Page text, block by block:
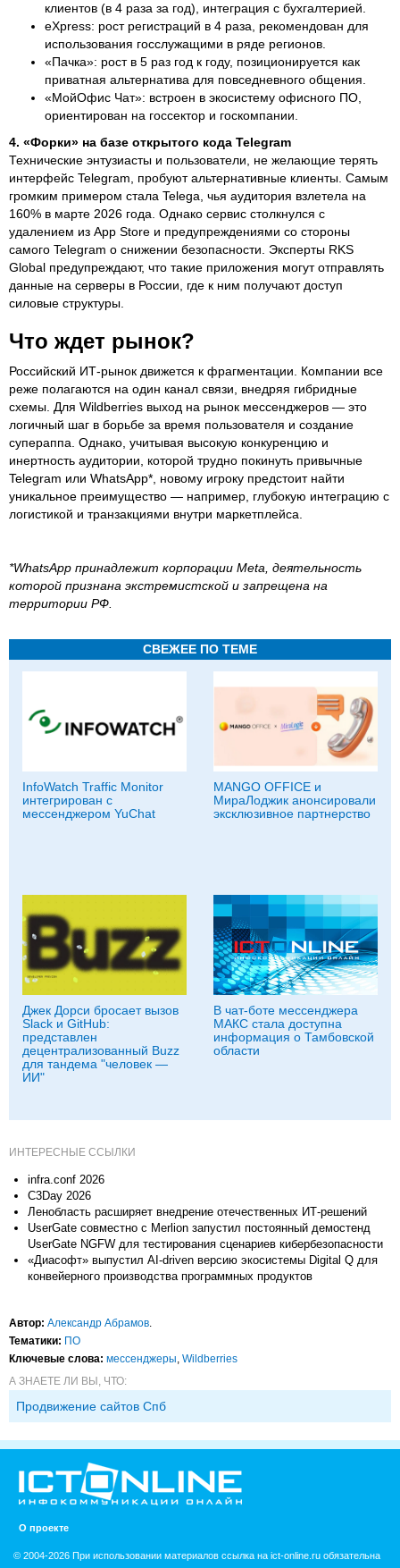
клиентов (в 4 раза за год), интеграция с бухгалтерией.
eXpress: рост регистраций в 4 раза, рекомендован для
использования госслужащими в ряде регионов.
«Пачка»: рост в 5 раз год к году, позиционируется как
приватная альтернатива для повседневного общения.
«МойОфис Чат»: встроен в экосистему офисного ПО,
ориентирован на госсектор и госкомпании.
4. «Форки» на базе открытого кода Telegram
Технические энтузиасты и пользователи, не желающие терять
интерфейс Telegram, пробуют альтернативные клиенты. Самым
громким примером стала Telega, чья аудитория взлетела на
160% в марте 2026 года. Однако сервис столкнулся с
удалением из App Store и предупреждениями со стороны
самого Telegram о снижении безопасности. Эксперты RKS
Global предупреждают, что такие приложения могут отправлять
данные на серверы в России, где к ним получают доступ
силовые структуры.
Что ждет рынок?
Российский ИТ-рынок движется к фрагментации. Компании все
реже полагаются на один канал связи, внедряя гибридные
схемы. Для Wildberries выход на рынок мессенджеров — это
логичный шаг в борьбе за время пользователя и создание
супераппа. Однако, учитывая высокую конкуренцию и
инертность аудитории, которой трудно покинуть привычные
Telegram или WhatsApp*, новому игроку предстоит найти
уникальное преимущество — например, глубокую интеграцию с
логистикой и транзакциями внутри маркетплейса.
*WhatsApp принадлежит корпорации Meta, деятельность
которой признана экстремистской и запрещена на
территории РФ.
СВЕЖЕЕ ПО ТЕМЕ
InfoWatch Traffic Monitor
интегрирован с
мессенджером YuChat
MANGO OFFICE и
МираЛоджик анонсировали
эксклюзивное партнерство
Джек Дорси бросает вызов
Slack и GitHub:
представлен
децентрализованный Buzz
для тандема "человек —
ИИ"
В чат-боте мессенджера
МАКС стала доступна
информация о Тамбовской
области
ИНТЕРЕСНЫЕ ССЫЛКИ
infra.conf 2026
C3Day 2026
Ленобласть расширяет внедрение отечественных ИТ-решений
UserGate совместно c Merlion запустил постоянный демостенд
UserGate NGFW для тестирования сценариев кибербезопасности
«Диасофт» выпустил AI-driven версию экосистемы Digital Q для
конвейерного производства программных продуктов
Автор: Александр Абрамов.
Тематики: ПО
Ключевые слова: мессенджеры, Wildberries
А ЗНАЕТЕ ЛИ ВЫ, ЧТО:
Продвижение сайтов Спб
О проекте
© 2004-2026 При использовании материалов ссылка на ict-online.ru обязательна